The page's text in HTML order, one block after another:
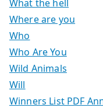
What the hell
Where are you
Who
Who Are You
Wild Animals
Will
Winners List PDF